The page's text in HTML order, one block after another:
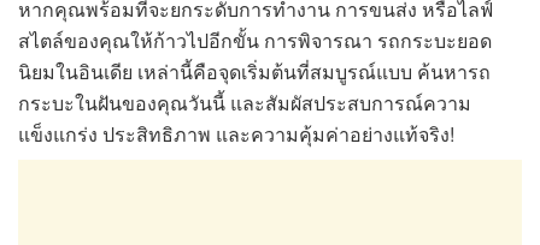
หากคุณพร้อมที่จะยกระดับการทำงาน การขนส่ง หรือไลฟ์
สไตล์ของคุณให้ก้าวไปอีกขั้น การพิจารณา รถกระบะยอด
นิยมในอินเดีย เหล่านี้คือจุดเริ่มต้นที่สมบูรณ์แบบ ค้นหารถ
กระบะในฝันของคุณวันนี้ และสัมผัสประสบการณ์ความ
แข็งแกร่ง ประสิทธิภาพ และความคุ้มค่าอย่างแท้จริง!